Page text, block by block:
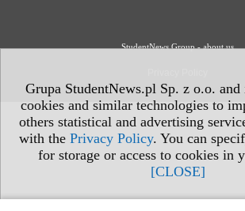
Grupa StudentNews.pl Sp. z o.o. and
cookies and similar technologies to
others statistical and advertising
with the Privacy Policy. You can
for storage or access to cookies in
[CLOSE]
StudentNews Group - about us